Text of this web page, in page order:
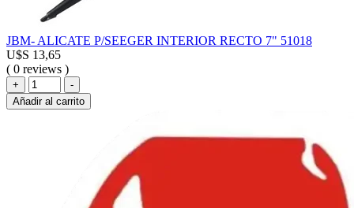
JBM- ALICATE P/SEEGER INTERIOR RECTO 7" 51018
U$S 13,65
( 0 reviews )
+
JBM-
ALICATE
P/SEEGER
-
Añadir al carrito